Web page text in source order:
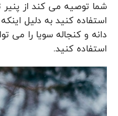
شما توصیه می کند از
استفاده کنید به دلیل
دانه و کنجاله سویا را می
استفاده کنید.